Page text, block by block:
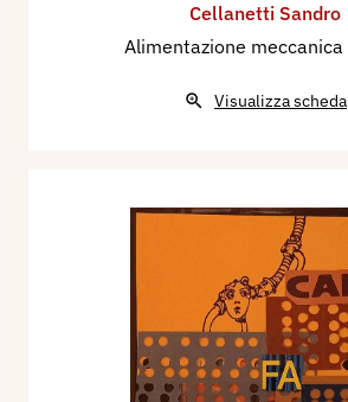
Cellanetti Sandro
Alimentazione meccanica
Visualizza scheda